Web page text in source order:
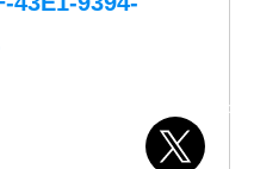
public_html/wp/wp-
single.php